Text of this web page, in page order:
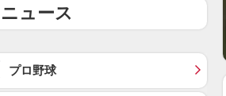
ニュース
プロ野球